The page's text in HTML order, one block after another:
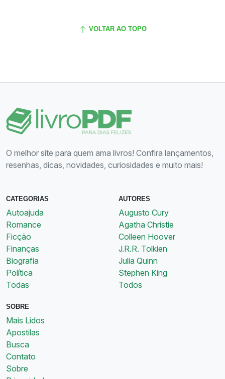
VOLTAR AO TOPO
O melhor site para quem ama livros! Confira lançamentos,
resenhas, dicas, novidades, curiosidades e muito mais!
CATEGORIAS
Autoajuda
Romance
Ficção
Finanças
Biografia
Política
Todas
AUTORES
Augusto Cury
Agatha Christie
Colleen Hoover
J.R.R. Tolkien
Julia Quinn
Stephen King
Todos
SOBRE
Mais Lidos
Apostilas
Busca
Contato
Sobre